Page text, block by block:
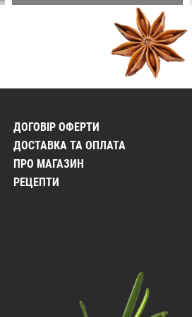
ДОГОВІР ОФЕРТИ
ДОСТАВКА ТА ОПЛАТА
ПРО МАГАЗИН
РЕЦЕПТИ